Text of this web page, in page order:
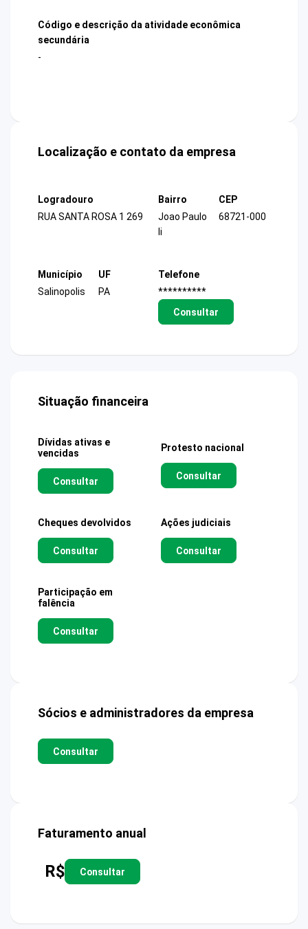
Código e descrição da atividade econômica
secundária
-
Localização e contato da empresa
Logradouro
RUA SANTA ROSA 1 269
Bairro
Joao Paulo
Ii
CEP
68721-000
Município
Salinopolis
UF
PA
Telefone
**********
Consultar
Situação financeira
Dívidas ativas e
vencidas
Consultar
Protesto nacional
Consultar
Cheques devolvidos
Consultar
Ações judiciais
Consultar
Participação em
falência
Consultar
Sócios e administradores da empresa
Consultar
Faturamento anual
R$ Consultar